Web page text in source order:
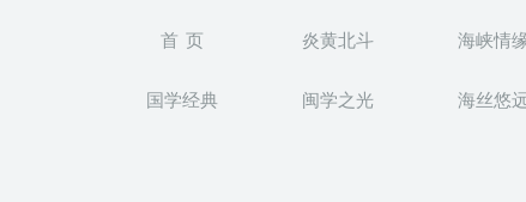
首 页 炎黄北斗 海峡情
国学经典 闽学之光 海丝悠